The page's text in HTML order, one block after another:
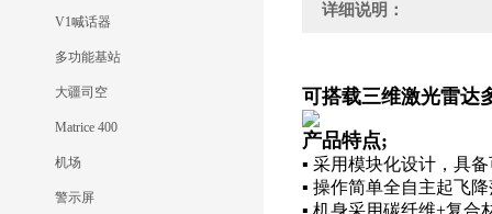
V1喊话器
多功能基站
大疆司空
Matrice 400
机场
警示屏
详细说明：
可搭载三维激光雷达
产品特点;
▪ 采用模块化设计，具
▪ 操作简单全自主起飞
▪ 机身采用碳纤维+复合